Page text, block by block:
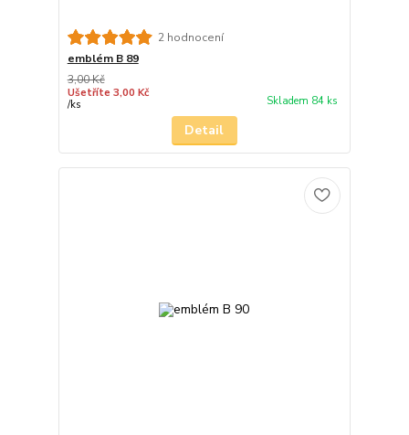
2 hodnocení
emblém B 89
3,00 Kč
Ušetříte 3,00 Kč
/ks Skladem 84 ks
Detail